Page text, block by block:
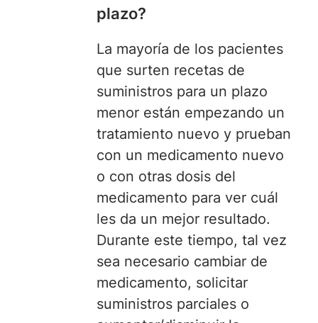
plazo?
La mayoría de los pacientes
que surten recetas de
suministros para un plazo
menor están empezando un
tratamiento nuevo y prueban
con un medicamento nuevo
o con otras dosis del
medicamento para ver cuál
les da un mejor resultado.
Durante este tiempo, tal vez
sea necesario cambiar de
medicamento, solicitar
suministros parciales o